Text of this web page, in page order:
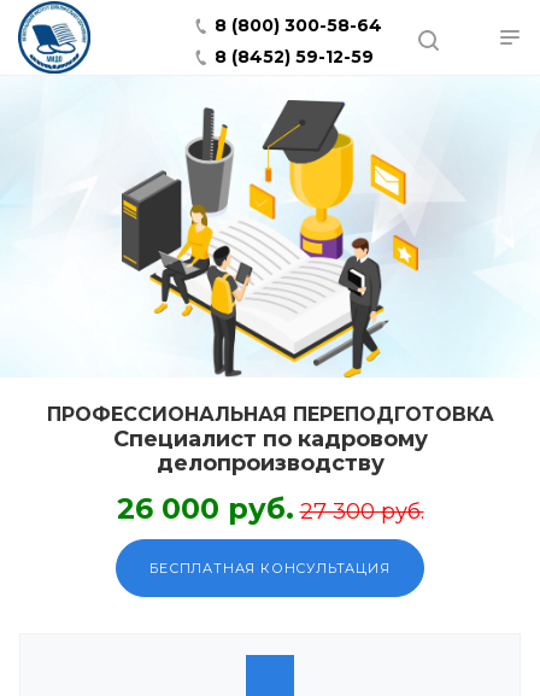
8 (800) 300-58-64
8 (8452) 59-12-59
ПРОФЕССИОНАЛЬНАЯ ПЕРЕПОДГОТОВКА
Специалист по кадровому
делопроизводству
26 000 руб. 27 300 руб.
БЕСПЛАТНАЯ КОНСУЛЬТАЦИЯ